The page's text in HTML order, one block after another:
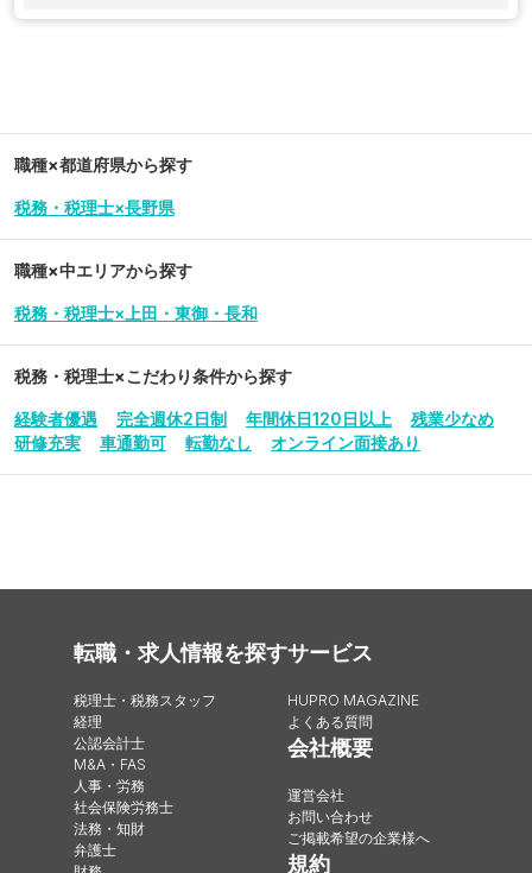
職種×都道府県から探す
税務・税理士×長野県
職種×中エリアから探す
税務・税理士×上田・東御・長和
税務・税理士×こだわり条件から探す
経験者優遇 完全週休2日制 年間休日120日以上
残業少なめ
研修充実
車通勤可 転勤なし オンライン面接あり
転職・求人情報を探す
税理士・税務スタッフ
経理
公認会計士
M&A・FAS
人事・労務
社会保険労務士
法務・知財
弁護士
サービス
HUPRO MAGAZINE
よくある質問
会社概要
運営会社
お問い合わせ
ご掲載希望の企業様へ
規約